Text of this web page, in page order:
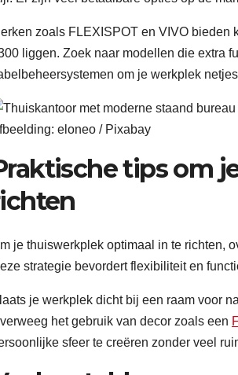
zoals FLEXISPOT en VIVO
liggen. Zoek naar modellen die extra
om je werkplek
eloneo / Pixabay
tips om
je thuiswerkplek optimaal in te richten,
strategie bevordert flexibiliteit en
je werkplek dicht bij een raam voor
het gebruik van decor zoals een
sfeer te creëren zonder veel